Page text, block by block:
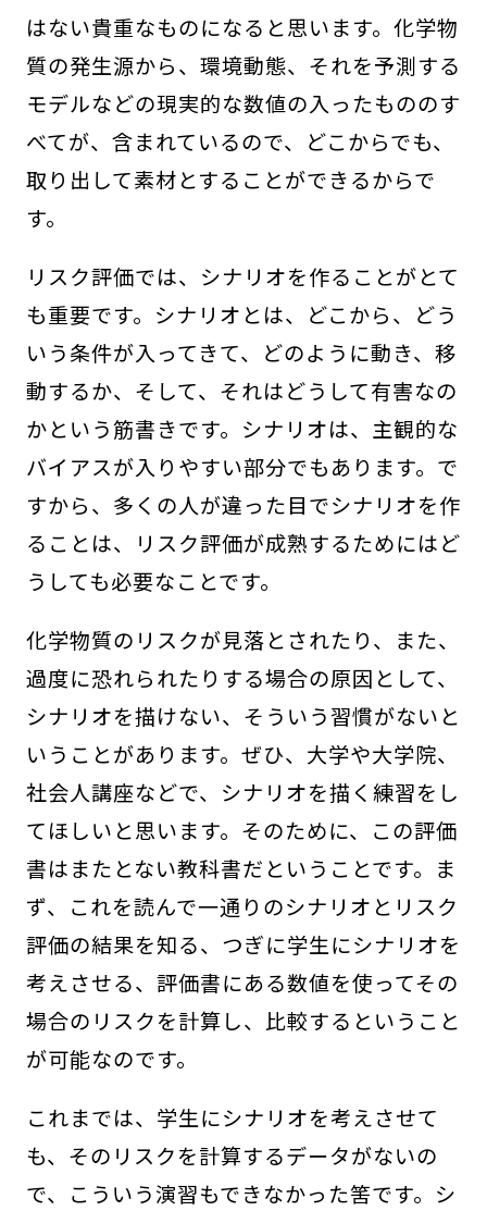
はない貴重なものになると思います。化学物
質の発生源から、環境動態、それを予測する
モデルなどの現実的な数値の入ったもののす
べてが、含まれているので、どこからでも、
取り出して素材とすることができるからで
す。
リスク評価では、シナリオを作ることがとて
も重要です。シナリオとは、どこから、どう
いう条件が入ってきて、どのように動き、移
動するか、そして、それはどうして有害なの
かという筋書きです。シナリオは、主観的な
バイアスが入りやすい部分でもあります。で
すから、多くの人が違った目でシナリオを作
ることは、リスク評価が成熟するためにはど
うしても必要なことです。
化学物質のリスクが見落とされたり、また、
過度に恐れられたりする場合の原因として、
シナリオを描けない、そういう習慣がないと
いうことがあります。ぜひ、大学や大学院、
社会人講座などで、シナリオを描く練習をし
てほしいと思います。そのために、この評価
書はまたとない教科書だということです。ま
ず、これを読んで一通りのシナリオとリスク
評価の結果を知る、つぎに学生にシナリオを
考えさせる、評価書にある数値を使ってその
場合のリスクを計算し、比較するということ
が可能なのです。
これまでは、学生にシナリオを考えさせて
も、そのリスクを計算するデータがないの
で、こういう演習もできなかった筈です。シ